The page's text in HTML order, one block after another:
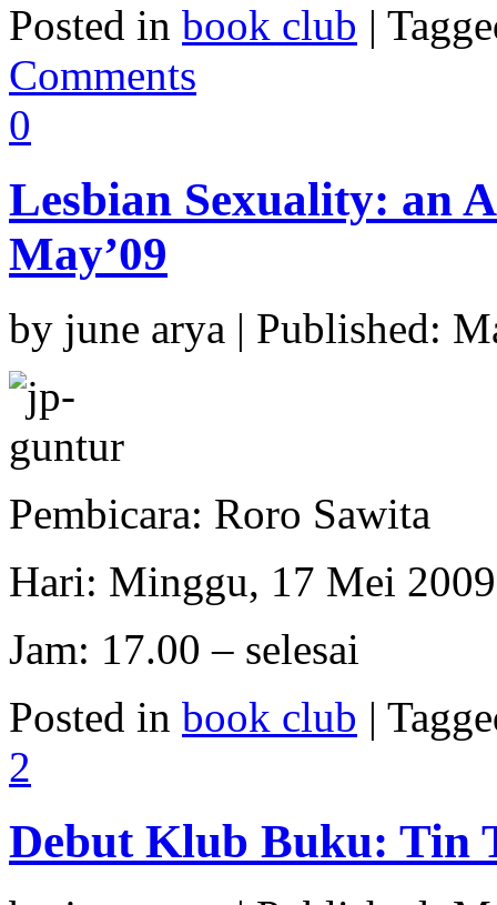
Posted in book club |
Comments
0
Lesbian Sexuality: an
May’09
by june arya | Published:
Pembicara: Roro Sawita
Hari: Minggu, 17 Mei 2009
Jam: 17.00 – selesai
Posted in book club |
2
Debut Klub Buku: Tin